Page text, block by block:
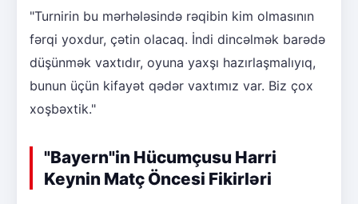
"Turnirin bu mərhələsində rəqibin kim olmasının
fərqi yoxdur, çətin olacaq. İndi dincəlmək barədə
düşünmək vaxtıdır, oyuna yaxşı hazırlaşmalıyıq,
bunun üçün kifayət qədər vaxtımız var. Biz çox
xoşbəxtik."
"Bayern"in Hücumçusu Harri
Keynin Matç Öncesi Fikirləri